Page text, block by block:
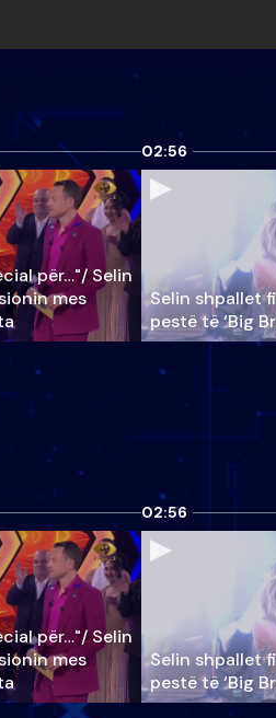
për…"/ Selin
mes
02:56
Selin shpallet
pestë të ‘Big
për…"/ Selin
mes
02:56
Selin shpallet
pestë të ‘Big